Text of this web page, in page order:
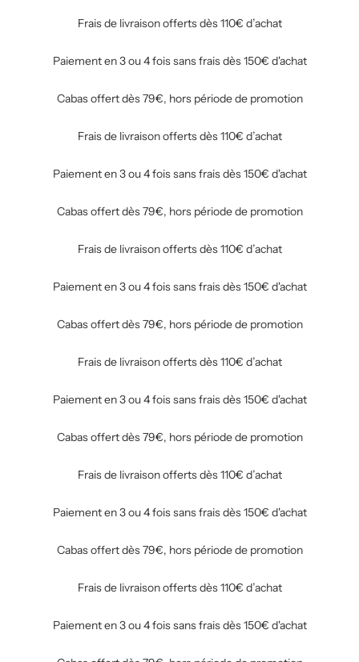
Frais de livraison offerts dès 110€ d’achat
Paiement en 3 ou 4 fois sans frais dès 150€ d'achat
Cabas offert dès 79€, hors période de promotion
Frais de livraison offerts dès 110€ d’achat
Paiement en 3 ou 4 fois sans frais dès 150€ d'achat
Cabas offert dès 79€, hors période de promotion
Frais de livraison offerts dès 110€ d’achat
Paiement en 3 ou 4 fois sans frais dès 150€ d'achat
Cabas offert dès 79€, hors période de promotion
Frais de livraison offerts dès 110€ d’achat
Paiement en 3 ou 4 fois sans frais dès 150€ d'achat
Cabas offert dès 79€, hors période de promotion
Frais de livraison offerts dès 110€ d’achat
Paiement en 3 ou 4 fois sans frais dès 150€ d'achat
Cabas offert dès 79€, hors période de promotion
Frais de livraison offerts dès 110€ d’achat
Paiement en 3 ou 4 fois sans frais dès 150€ d'achat